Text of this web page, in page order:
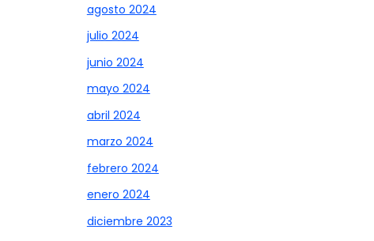
agosto 2024
julio 2024
junio 2024
mayo 2024
abril 2024
marzo 2024
febrero 2024
enero 2024
diciembre 2023